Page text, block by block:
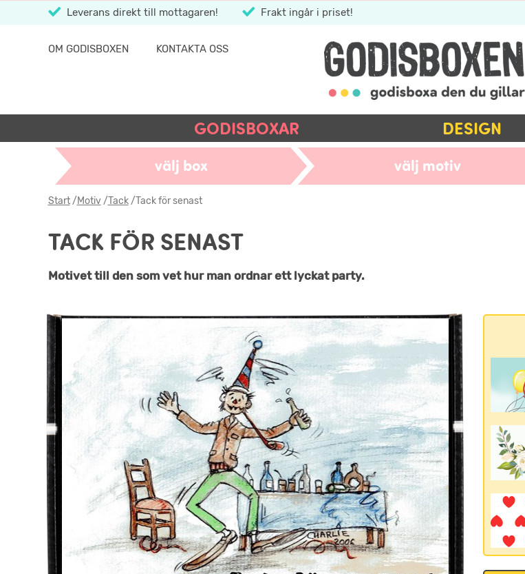
Leverans direkt till mottagaren! Frakt ingår i priset!
OM GODISBOXEN KONTAKTA OSS
GODISBOXAR DESIGN
välj box välj motiv
Start/Motiv/Tack/Tack för senast
TACK FÖR SENAST
Motivet till den som vet hur man ordnar ett lyckat party.